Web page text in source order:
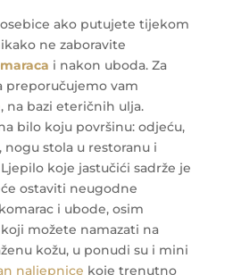
ako putujete tijekom
ne zaboravite
i nakon uboda. Za
preporučujemo vam
, na bazi eteričnih ulja.
bilo koju površinu: odjeću,
nogu stola u restoranu i
koje jastučići sadrže je
ostaviti neugodne
i ubode, osim
možete namazati na
kožu, u ponudi su i mini
naljepnice koje trenutno